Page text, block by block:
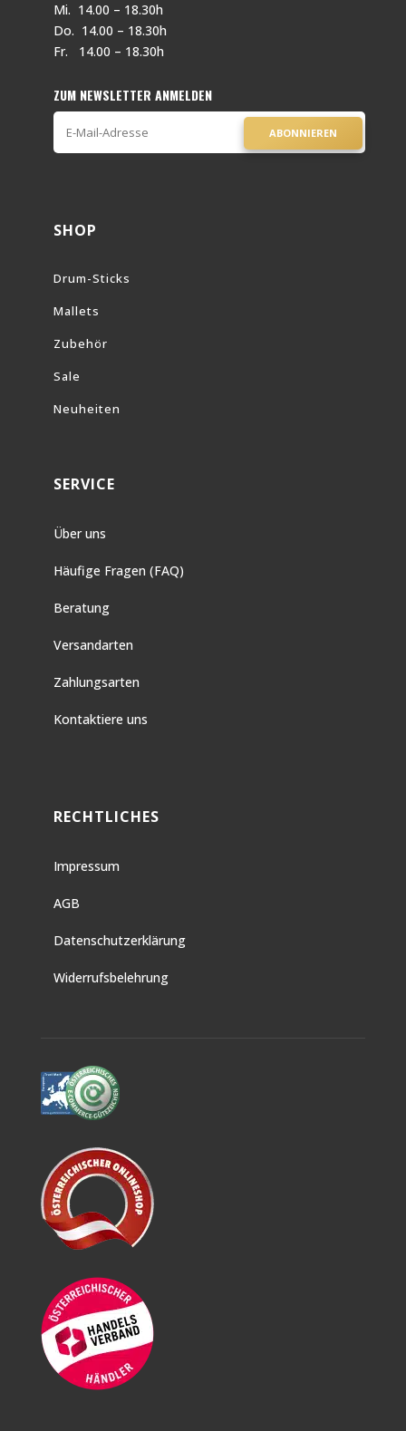
Mi. 14.00 – 18.30h
Do. 14.00 – 18.30h
Fr. 14.00 – 18.30h
ZUM NEWSLETTER ANMELDEN
ABONNIEREN
SHOP
Drum-Sticks
Mallets
Zubehör
Sale
Neuheiten
SERVICE
Über uns
Häufige Fragen (FAQ)
Beratung
Versandarten
Zahlungsarten
Kontaktiere uns
RECHTLICHES
Impressum
AGB
Datenschutzerklärung
Widerrufsbelehrung